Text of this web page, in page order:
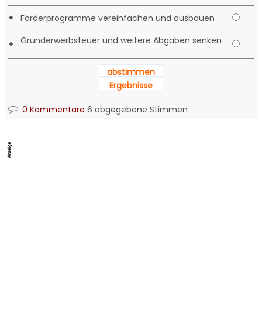
• Förderprogramme vereinfachen und ausbauen
• Grunderwerbsteuer und weitere Abgaben senken
abstimmen
Ergebnisse
0 Kommentare 6 abgegebene Stimmen